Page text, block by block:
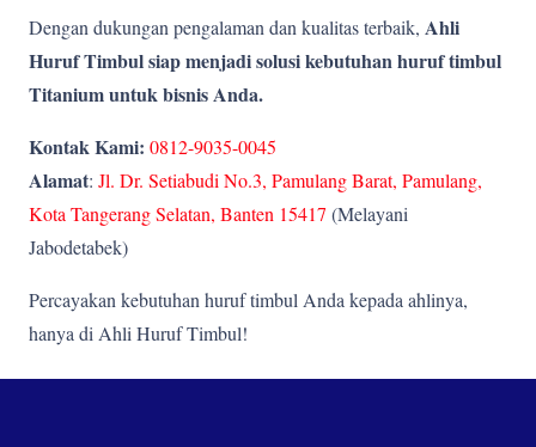
Dengan dukungan pengalaman dan kualitas terbaik, Ahli
Huruf Timbul siap menjadi solusi kebutuhan huruf timbul
Titaniumuntuk bisnis Anda.
Kontak Kami: 0812-9035-0045
Alamat: Jl. Dr. Setiabudi No.3, Pamulang Barat, Pamulang,
Kota Tangerang Selatan, Banten 15417 (Melayani
Jabodetabek)
Percayakan kebutuhan huruf timbul Anda kepada ahlinya,
hanya di Ahli Huruf Timbul!